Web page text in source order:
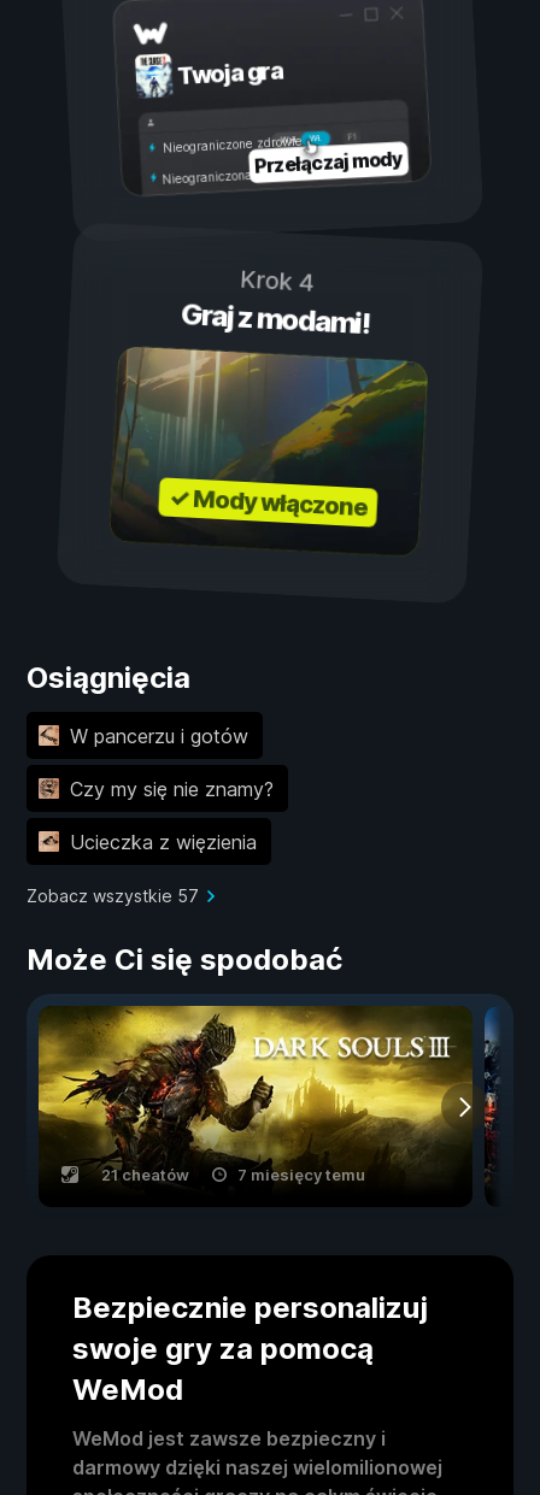
Twoja gra
Wł.
Wył.
Nieograniczone zdrowie
Nieograniczona wytrzymałość
Przełączaj mody
Krok 4
Graj z modami!
✓ Mody włączone
Osiągnięcia
W pancerzu i gotów
Czy my się nie znamy?
Ucieczka z więzienia
Zobacz wszystkie 57
Może Ci się spodobać
21 cheatów 7 miesięcy temu
Bezpiecznie personalizuj
swoje gry za pomocą
WeMod
WeMod jest zawsze bezpieczny i
darmowy dzięki naszej wielomilionowej